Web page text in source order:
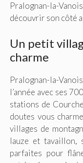
Pralognan-la-
découvrir son côté
Un petit
charme
Pralognan-la-
l’année avec ses
stations de
doutes vous
villages de
lauze et tavaillon,
parfaites pour